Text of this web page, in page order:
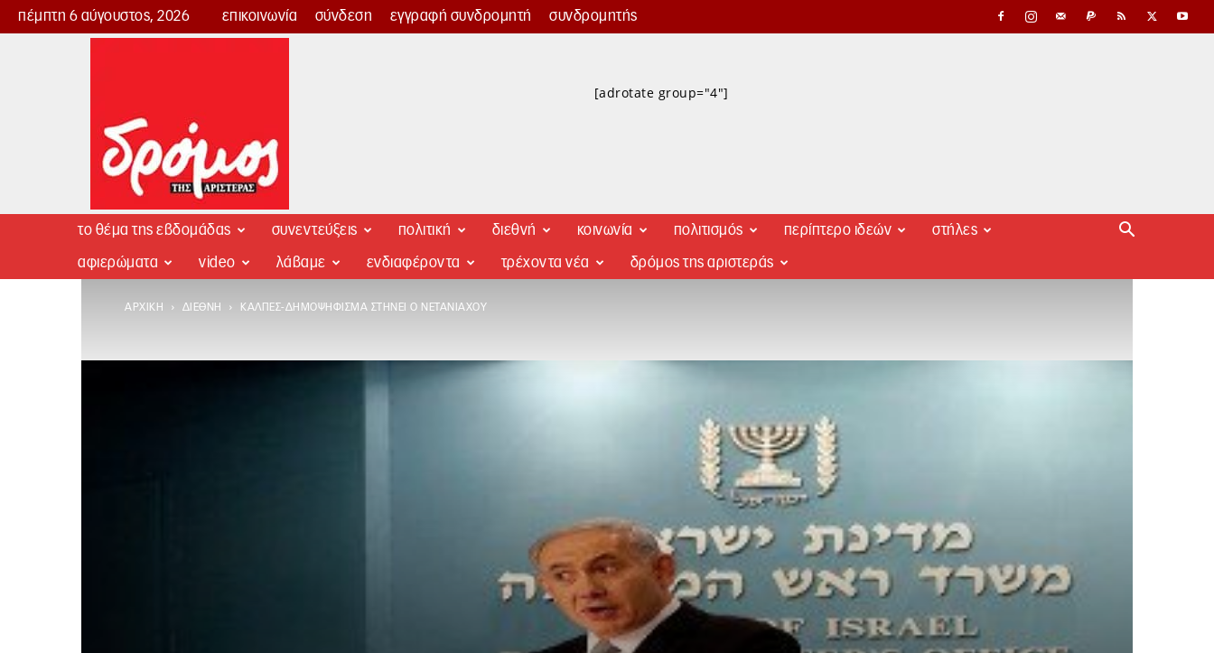
πέμπτη 6 αύγουστος, 2026 επικοινωνία σύνδεση εγγραφή συνδρομητή συνδρομητής
Δρόμος
[adrotate group="4"]
το θέμα της εβδομάδας συνεντεύξεις πολιτική διεθνή κοινωνία πολιτισμός περίπτερο ιδεών στήλες
αφιερώματα video λάβαμε ενδιαφέροντα τρέχοντα νέα δρόμος της αριστεράς
ΑΡΧΙΚΉ ΔΙΕΘΝΉ ΚΆΛΠΕΣ-ΔΗΜΟΨΉΦΙΣΜΑ ΣΤΉΝΕΙ Ο ΝΕΤΑΝΙΆΧΟΥ